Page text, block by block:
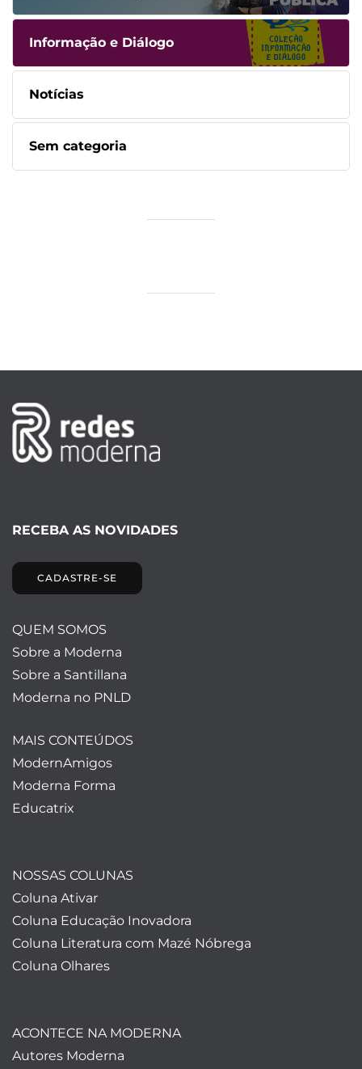
Informação e Diálogo
Notícias
Sem categoria
RECEBA AS NOVIDADES
CADASTRE-SE
QUEM SOMOS
Sobre a Moderna
Sobre a Santillana
Moderna no PNLD
MAIS CONTEÚDOS
ModernAmigos
Moderna Forma
Educatrix
NOSSAS COLUNAS
Coluna Ativar
Coluna Educação Inovadora
Coluna Literatura com Mazé Nóbrega
Coluna Olhares
ACONTECE NA MODERNA
Autores Moderna